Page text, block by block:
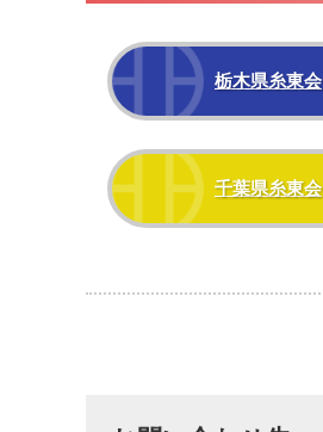
栃木県糸東会
千葉県糸東会